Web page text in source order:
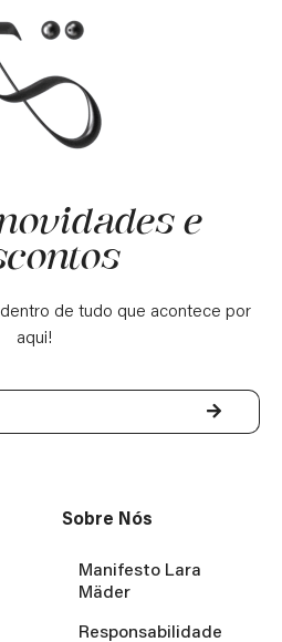
e
de tudo que acontece por
aqui!
Sobre Nós
Manifesto Lara
Mäder
Responsabilidade